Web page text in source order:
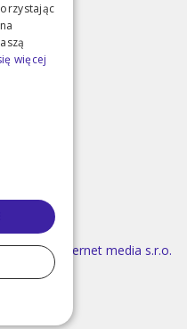
INIZIO Internet media s.r.o.
więcej